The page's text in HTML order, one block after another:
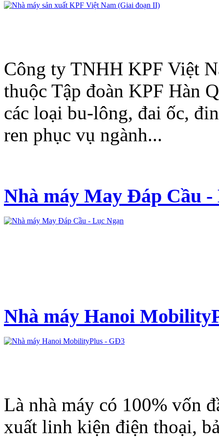
Công ty TNHH KPF Việt
thuộc Tập đoàn KPF Hàn
các loại bu-lông, đai ốc,
ren phục vụ ngành...
Nhà máy May Đáp Cầu -
Nhà máy Hanoi
Là nhà máy có 100% vốn
xuất linh kiện điện thoại,